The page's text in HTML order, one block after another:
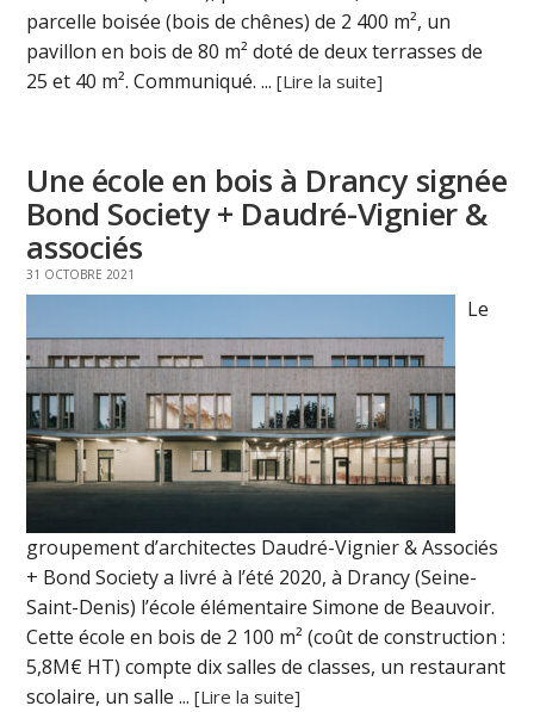
parcelle boisée (bois de chênes) de 2 400 m², un
pavillon en bois de 80 m² doté de deux terrasses de
25 et 40 m². Communiqué. ...[Lire la suite]
Une école en bois à Drancy signée
Bond Society + Daudré-Vignier &
associés
31 OCTOBRE 2021
Le
groupement d’architectes Daudré-Vignier & Associés
+ Bond Society a livré à l’été 2020, à Drancy (Seine-
Saint-Denis) l’école élémentaire Simone de Beauvoir.
Cette école en bois de 2 100 m² (coût de construction :
5,8M€ HT) compte dix salles de classes, un restaurant
scolaire, un salle ...[Lire la suite]